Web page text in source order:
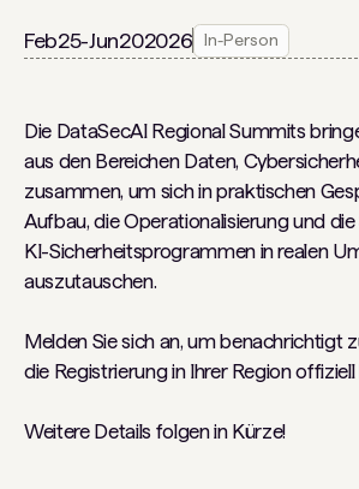
Feb25-Jun202026 In-Person
Die DataSecAI Regional Summits
aus den Bereichen Daten,
zusammen, um sich in praktischen
Aufbau, die Operationalisierung und
KI-Sicherheitsprogrammen in realen
auszutauschen.
Melden Sie sich an, um benachrichtigt
die Registrierung in Ihrer Region
Weitere Details folgen in Kürze!